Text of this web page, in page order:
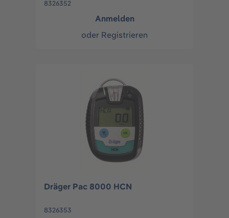
8326352
Anmelden
oder Registrieren
Dräger Pac 8000 HCN
8326353